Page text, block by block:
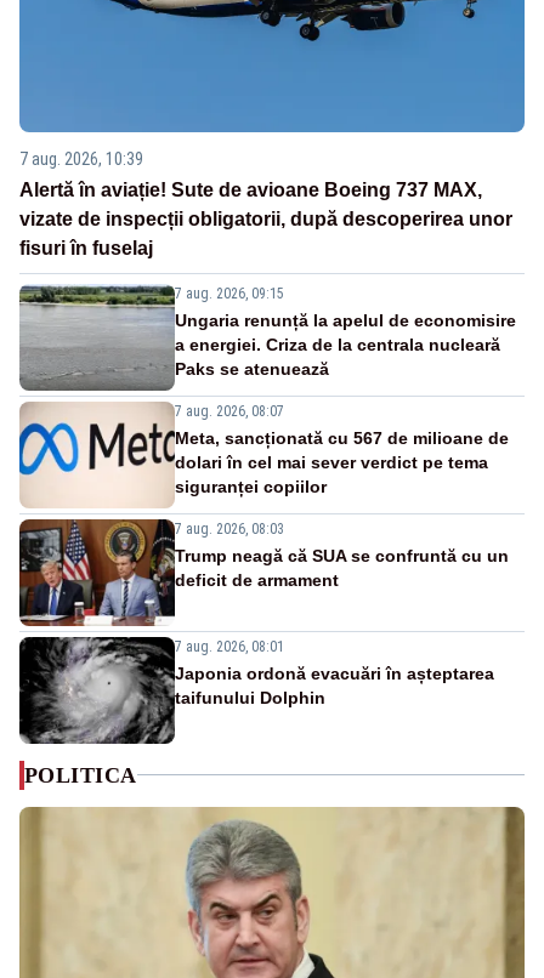
7 aug. 2026, 10:39
Alertă în aviație! Sute de avioane Boeing 737 MAX,
vizate de inspecții obligatorii, după descoperirea unor
fisuri în fuselaj
7 aug. 2026, 09:15
Ungaria renunță la apelul de economisire
a energiei. Criza de la centrala nucleară
Paks se atenuează
7 aug. 2026, 08:07
Meta, sancționată cu 567 de milioane de
dolari în cel mai sever verdict pe tema
siguranței copiilor
7 aug. 2026, 08:03
Trump neagă că SUA se confruntă cu un
deficit de armament
7 aug. 2026, 08:01
Japonia ordonă evacuări în așteptarea
taifunului Dolphin
POLITICA